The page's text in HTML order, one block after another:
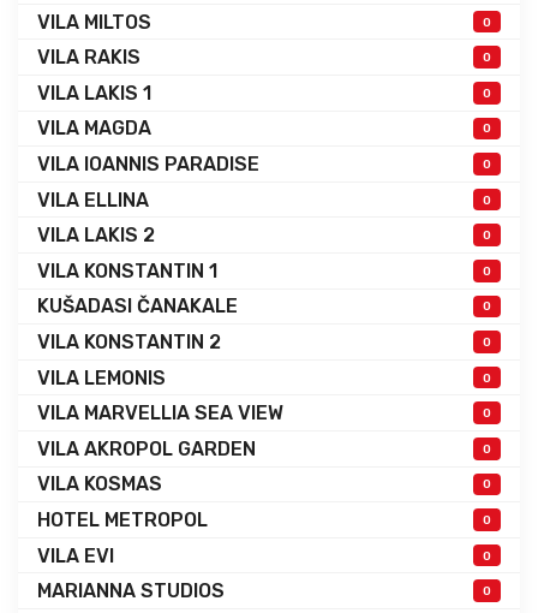
VILA MILTOS 0
VILA RAKIS 0
VILA LAKIS 1 0
VILA MAGDA 0
VILA IOANNIS PARADISE 0
VILA ELLINA 0
VILA LAKIS 2 0
VILA KONSTANTIN 1 0
KUŠADASI ČANAKALE 0
VILA KONSTANTIN 2 0
VILA LEMONIS 0
VILA MARVELLIA SEA VIEW 0
VILA AKROPOL GARDEN 0
VILA KOSMAS 0
HOTEL METROPOL 0
VILA EVI 0
MARIANNA STUDIOS 0